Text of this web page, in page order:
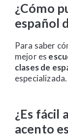
¿Cómo
español
Para saber
mejor es
clases de
especializada.
¿Es fácil
acento